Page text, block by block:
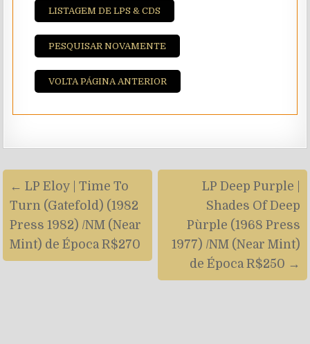
LISTAGEM DE LPS & CDS
PESQUISAR NOVAMENTE
VOLTA PÁGINA ANTERIOR
Navegação
de
artigos
LP Deep Purple |
Shades Of Deep
Pùrple (1968 Press
1977) /NM (Near Mint)
de Época R$250 →
← LP Eloy | Time To
Turn (Gatefold) (1982
Press 1982) /NM (Near
Mint) de Época R$270